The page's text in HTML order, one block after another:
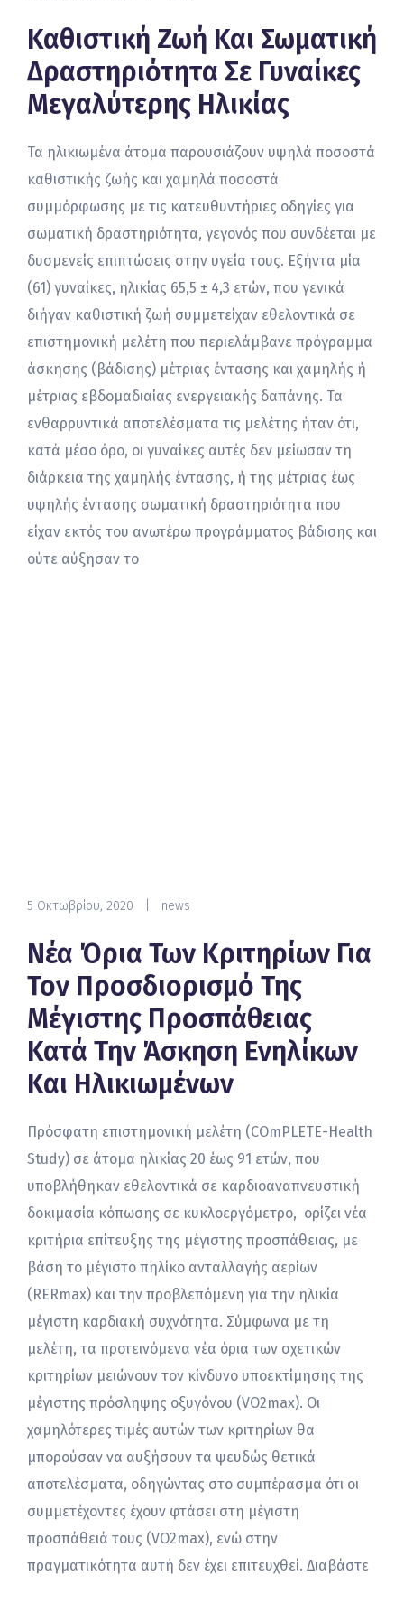
Καθιστική Ζωή Και Σωματική
Δραστηριότητα Σε Γυναίκες
Μεγαλύτερης Ηλικίας
Τα ηλικιωμένα άτομα παρουσιάζουν υψηλά ποσοστά
καθιστικής ζωής και χαμηλά ποσοστά
συμμόρφωσης με τις κατευθυντήριες οδηγίες για
σωματική δραστηριότητα, γεγονός που συνδέεται με
δυσμενείς επιπτώσεις στην υγεία τους. Εξήντα μία
(61) γυναίκες, ηλικίας 65,5 ± 4,3 ετών, που γενικά
διήγαν καθιστική ζωή συμμετείχαν εθελοντικά σε
επιστημονική μελέτη που περιελάμβανε πρόγραμμα
άσκησης (βάδισης) μέτριας έντασης και χαμηλής ή
μέτριας εβδομαδιαίας ενεργειακής δαπάνης. Τα
ενθαρρυντικά αποτελέσματα τις μελέτης ήταν ότι,
κατά μέσο όρο, οι γυναίκες αυτές δεν μείωσαν τη
διάρκεια της χαμηλής έντασης, ή της μέτριας έως
υψηλής έντασης σωματική δραστηριότητα που
είχαν εκτός του ανωτέρω προγράμματος βάδισης και
ούτε αύξησαν το
5 Οκτωβρίου, 2020 news
Νέα Όρια Των Κριτηρίων Για
Τον Προσδιορισμό Της
Μέγιστης Προσπάθειας
Κατά Την Άσκηση Ενηλίκων
Και Ηλικιωμένων
Πρόσφατη επιστημονική μελέτη (COmPLETE-Health
Study) σε άτομα ηλικίας 20 έως 91 ετών, που
υποβλήθηκαν εθελοντικά σε καρδιοαναπνευστική
δοκιμασία κόπωσης σε κυκλοεργόμετρο, ορίζει νέα
κριτήρια επίτευξης της μέγιστης προσπάθειας, με
βάση το μέγιστο πηλίκο ανταλλαγής αερίων
(RERmax) και την προβλεπόμενη για την ηλικία
μέγιστη καρδιακή συχνότητα. Σύμφωνα με τη
μελέτη, τα προτεινόμενα νέα όρια των σχετικών
κριτηρίων μειώνουν τον κίνδυνο υποεκτίμησης της
μέγιστης πρόσληψης οξυγόνου (VO2max). Οι
χαμηλότερες τιμές αυτών των κριτηρίων θα
μπορούσαν να αυξήσουν τα ψευδώς θετικά
αποτελέσματα, οδηγώντας στο συμπέρασμα ότι οι
συμμετέχοντες έχουν φτάσει στη μέγιστη
προσπάθειά τους (VO2max), ενώ στην
πραγματικότητα αυτή δεν έχει επιτευχθεί. Διαβάστε